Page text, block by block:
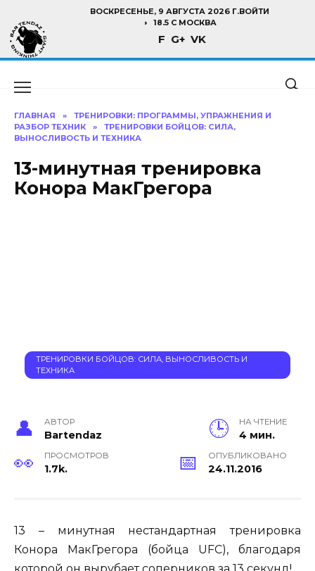
содержанию
ВОСКРЕСЕНЬЕ, 9 АВГУСТА 2026 Г.ВОЙТИ
18.5 C МОСКВА
F G+ VK
ГЛАВНАЯ »
ТРЕНИРОВКИ: ПРОГРАММЫ, УПРАЖНЕНИЯ И
РАЗБОР ТЕХНИК
»
ТРЕНИРОВКИ БОЙЦОВ: СИЛА,
ВЫНОСЛИВОСТЬ И ТЕХНИКА
13-минутная тренировка
Конора МакГрегора
ТРЕНИРОВКИ БОЙЦОВ: СИЛА, ВЫНОСЛИВОСТЬ И
ТЕХНИКА
АВТОР
Bartendaz
НА ЧТЕНИЕ
4 мин.
ПРОСМОТРОВ
1.7k.
ОПУБЛИКОВАНО
24.11.2016
13 – минутная нестандартная тренировка
Конора МакГрегора (бойца UFC), благодаря